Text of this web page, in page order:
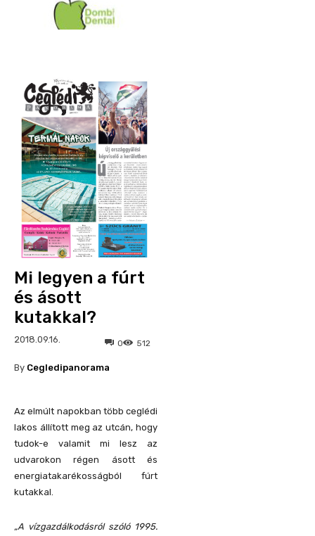
Mi legyen a fúrt
és ásott
kutakkal?
2018.09.16. 512
0
By Cegledipanorama
Az elmúlt napokban több ceglédi
lakos állított meg az utcán, hogy
tudok-e valamit mi lesz az
udvarokon régen ásott és
energiatakarékosságból fúrt
kutakkal.
„A vízgazdálkodásról szóló 1995.